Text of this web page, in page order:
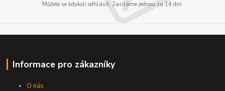
Můžete se kdykoli odhlásit. Zasíláme jednou za 14 dní.
Informace pro zákazníky
O nás